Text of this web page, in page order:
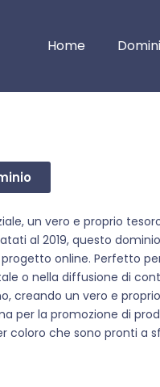
Home Domini
un vero e proprio
al 2019, questo
online. Perfetto
o nella diffusione di
creando un vero e
per la promozione di
coloro che sono pronti a